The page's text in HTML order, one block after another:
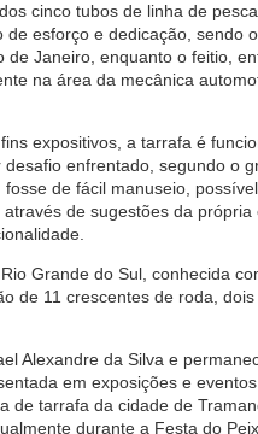
cinco tubos de linha de
de esforço e dedicação, sendo
de Janeiro, enquanto o feitio,
na área da mecânica
expositivos, a tarrafa é
enfrentado, segundo o
de fácil manuseio,
de sugestões da
Grande do Sul, conhecida
de 11 crescentes de roda,
Alexandre da Silva e
em exposições e
de tarrafa da cidade de
durante a Festa do